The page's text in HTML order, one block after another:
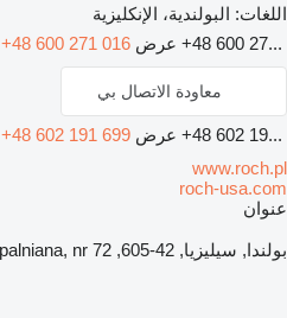
اللغات: البولندية، الإنكليزية
+48 600 27... عرض +48 600 271 016
معاودة الاتصال بي
+48 602 19... عرض +48 602 191 699
www.roch.pl
roch-usa.com
عنوان
بولندا, سيليزيا, 42-605, Tarnowskie Góry, ul. Kopalniana, nr 72